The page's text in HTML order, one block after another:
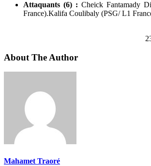
Attaquants (6) : Cheick Fantamady
France).Kalifa Coulibaly (PSG/ L1
About The Author
Mahamet Traoré